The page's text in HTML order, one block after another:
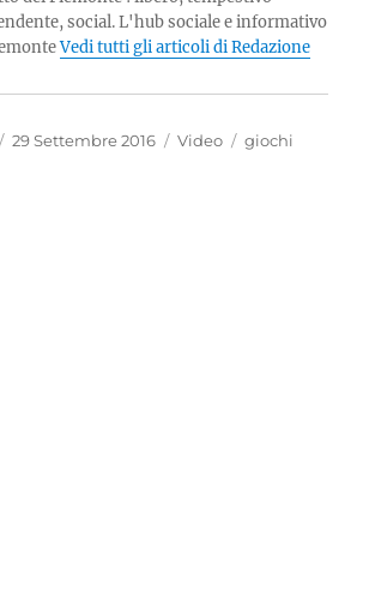
social. L'hub sociale e informativo
Vedi tutti gli articoli di Redazione
Pubblicato
29 Settembre 2016 Categorie
Video Tag
giochi